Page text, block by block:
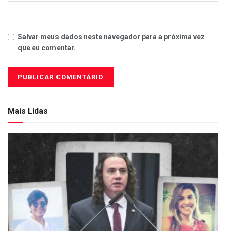
Salvar meus dados neste navegador para a próxima vez
que eu comentar.
Mais Lidas